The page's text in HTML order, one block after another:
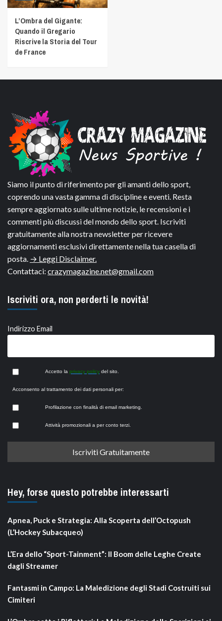
L’Ombra del Gigante:
Quando il Gregario
Riscrive la Storia del Tour
de France
Siamo il punto di riferimento per gli amanti dello sport,
coprendo una vasta gamma di discipline e eventi. Resta
sempre aggiornato sulle ultime notizie, le recensioni e i
commenti più discussi del mondo dello sport. Iscriviti
gratuitamente alla nostra newsletter per ricevere
aggiornamenti esclusivi direttamente nella tua casella di
posta. → Leggi Disclaimer.
Contattaci: crazymagazine.net@gmail.com
Iscriviti ora, non perderti le novità!
Indirizzo Email
Accetto la privacy policy del sito.
Acconsento al trattamento dei dati personali per:
Profilazione con finalità di email marketing.
Attività promozionali a per conto terzi.
Hey, forse questo potrebbe interessarti
Apnea, Puck e Strategia: Alla Scoperta dell’Octopush
(L’Hockey Subacqueo)
L’Era dello “Sport-Tainment”: Il Boom delle Leghe Create
dagli Streamer
Fantasmi in Campo: La Maledizione degli Stadi Costruiti sui
Cimiteri